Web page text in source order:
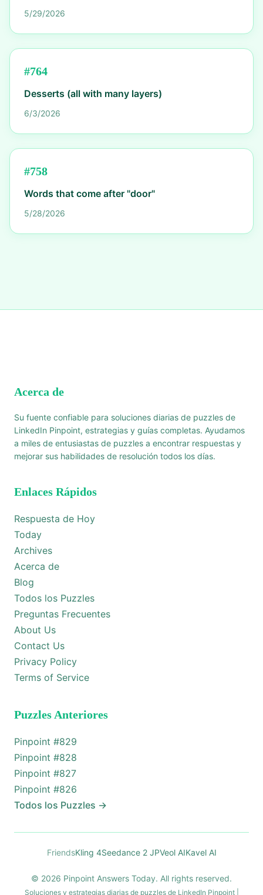
5/29/2026
#764
Desserts (all with many layers)
6/3/2026
#758
Words that come after "door"
5/28/2026
Acerca de
Su fuente confiable para soluciones diarias de puzzles de
LinkedIn Pinpoint, estrategias y guías completas. Ayudamos
a miles de entusiastas de puzzles a encontrar respuestas y
mejorar sus habilidades de resolución todos los días.
Enlaces Rápidos
Respuesta de Hoy
Today
Archives
Acerca de
Blog
Todos los Puzzles
Preguntas Frecuentes
About Us
Contact Us
Privacy Policy
Terms of Service
Puzzles Anteriores
Pinpoint #829
Pinpoint #828
Pinpoint #827
Pinpoint #826
Todos los Puzzles →
FriendsKling 4Seedance 2 JPVeol AIKavel AI
© 2026 Pinpoint Answers Today. All rights reserved.
Soluciones y estrategias diarias de puzzles de LinkedIn Pinpoint |